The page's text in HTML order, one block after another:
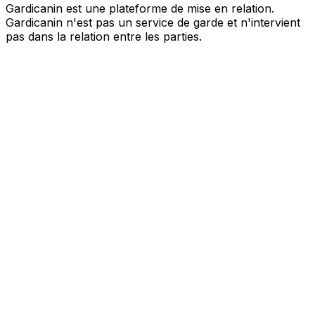
Gardicanin est une plateforme de mise en relation.
Gardicanin n'est pas un service de garde et n'intervient
pas dans la relation entre les parties.